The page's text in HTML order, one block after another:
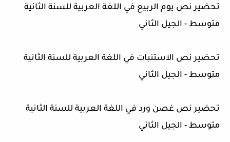
تحضير نص يوم الربيع في اللغة العربية للسنة الثانية
متوسط - الجيل الثاني
تحضير نص الاستنبات في اللغة العربية للسنة الثانية
متوسط - الجيل الثاني
تحضير نص غصن ورد في اللغة العربية للسنة الثانية
متوسط - الجيل الثاني